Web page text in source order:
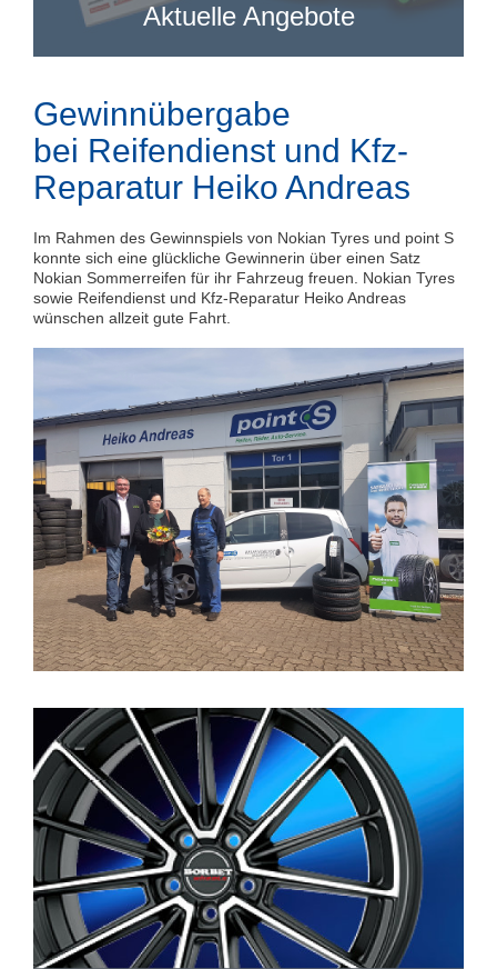
Aktuelle Angebote
Gewinnübergabe
bei Reifendienst und Kfz-
Reparatur Heiko Andreas
Im Rahmen des Gewinnspiels von Nokian Tyres und point S
konnte sich eine glückliche Gewinnerin über einen Satz
Nokian Sommerreifen für ihr Fahrzeug freuen. Nokian Tyres
sowie Reifendienst und Kfz-Reparatur Heiko Andreas
wünschen allzeit gute Fahrt.